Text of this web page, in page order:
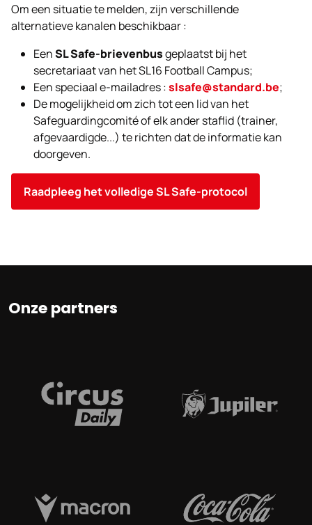
Om een situatie te melden, zijn verschillende
alternatieve kanalen beschikbaar :
EenSL Safe-brievenbusgeplaatst bij het
secretariaat van het SL16 Football Campus;
Een speciaal e-mailadres :slsafe@standard.be;
De mogelijkheid om zich tot een lid van het
Safeguardingcomité of elk ander staflid (trainer,
afgevaardigde...) te richten dat de informatie kan
doorgeven.
Raadpleeg het volledige SL Safe-protocol
Onze partners